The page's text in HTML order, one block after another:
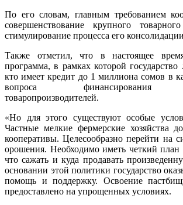
По его словам, главным требованием
совершенствование крупного
стимулирование процесса его
Также отметил, что в настоящее время
программа, в рамках которой государство
кто имеет кредит до 1 миллиона сомов в
вопроса финансирования
товаропроизводителей.
«Но для этого существуют особые
Частные мелкие фермерские хозяйства
кооперативы. Целесообразно перейти на
орошения. Необходимо иметь четкий план
что сажать и куда продавать
основании этой политики государство
помощь и поддержку. Освоение
предоставлено на упрощенных условиях.